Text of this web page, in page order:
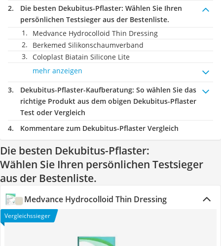
Die besten Dekubitus-Pflaster: Wählen Sie Ihren
persönlichen Testsieger aus der Bestenliste.
Medvance Hydrocolloid Thin Dressing
Berkemed Silikonschaumverband
Coloplast Biatain Silicone Lite
mehr anzeigen
Dekubitus-Pflaster-Kaufberatung: So wählen Sie das
richtige Produkt aus dem obigen Dekubitus-Pflaster
Test oder Vergleich
Kommentare zum Dekubitus-Pflaster Vergleich
Die besten Dekubitus-Pflaster:
Wählen Sie Ihren persönlichen Testsieger
aus der Bestenliste.
Medvance Hydrocolloid Thin Dressing
Vergleichssieger